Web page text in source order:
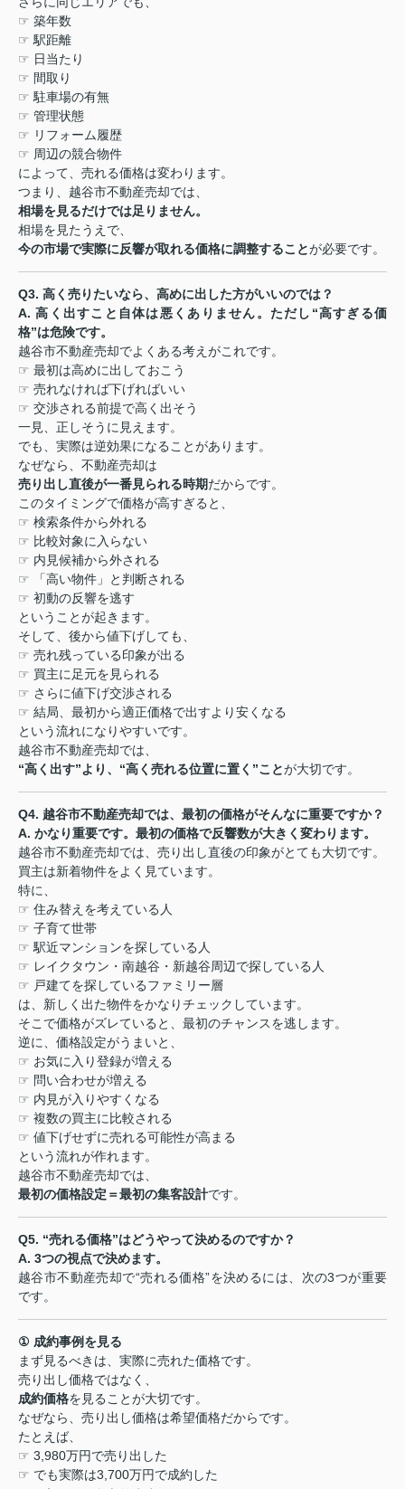
☞ 築年数
☞ 駅距離
☞ 日当たり
☞ 間取り
☞ 駐車場の有無
☞ 管理状態
☞ リフォーム履歴
☞ 周辺の競合物件
によって、売れる価格は変わります。
つまり、越谷市不動産売却では、
相場を見るだけでは足りません。
相場を見たうえで、
今の市場で実際に反響が取れる価格に調整することが必要です。
Q3. 高く売りたいなら、高めに出した方がいいのでは？
A.高く出すこと自体は悪くありません。ただし “高すぎる価
格”は危険です。
越谷市不動産売却でよくある考えがこれです。
☞ 最初は高めに出しておこう
☞ 売れなければ下げればいい
☞ 交渉される前提で高く出そう
一見、正しそうに見えます。
でも、実際は逆効果になることがあります。
なぜなら、不動産売却は
売り出し直後が一番見られる時期だからです。
このタイミングで価格が高すぎると、
☞ 検索条件から外れる
☞ 比較対象に入らない
☞ 内見候補から外される
☞
「高い物件」と判断される
☞ 初動の反響を逃す
ということが起きます。
そして、後から値下げしても、
☞ 売れ残っている印象が出る
☞ 買主に足元を見られる
☞ さらに値下げ交渉される
☞ 結局、最初から適正価格で出すより安くなる
という流れになりやすいです。
越谷市不動産売却では、
“高く出す”より、 “高く売れる位置に置く ”ことが大切です。
Q4. 越谷市不動産売却では、最初の価格がそんなに重要ですか？
A. かなり重要です。最初の価格で反響数が大きく変わります。
越谷市不動産売却では、売り出し直後の印象がとても大切です。
買主は新着物件をよく見ています。
特に、
☞ 住み替えを考えている人
☞ 子育て世帯
☞ 駅近マンションを探している人
☞ レイクタウン・南越谷・新越谷周辺で探している人
☞ 戸建てを探しているファミリー層
は、新しく出た物件をかなりチェックしています。
そこで価格がズレていると、最初のチャンスを逃します。
逆に、価格設定がうまいと、
☞ お気に入り登録が増える
☞ 問い合わせが増える
☞ 内見が入りやすくなる
☞ 複数の買主に比較される
☞ 値下げせずに売れる可能性が高まる
という流れが作れます。
越谷市不動産売却では、
最初の価格設定＝最初の集客設計です。
Q5. “売れる価格”はどうやって決めるのですか？
A. 3つの視点で決めます。
越谷市不動産売却で“売れる価格”を決めるには、次の3つが重要
です。
① 成約事例を見る
まず見るべきは、実際に売れた価格です。
売り出し価格ではなく、
成約価格を見ることが大切です。
なぜなら、売り出し価格は希望価格だからです。
たとえば、
☞ 3,980万円で売り出した
☞ でも実際は3,700万円で成約した